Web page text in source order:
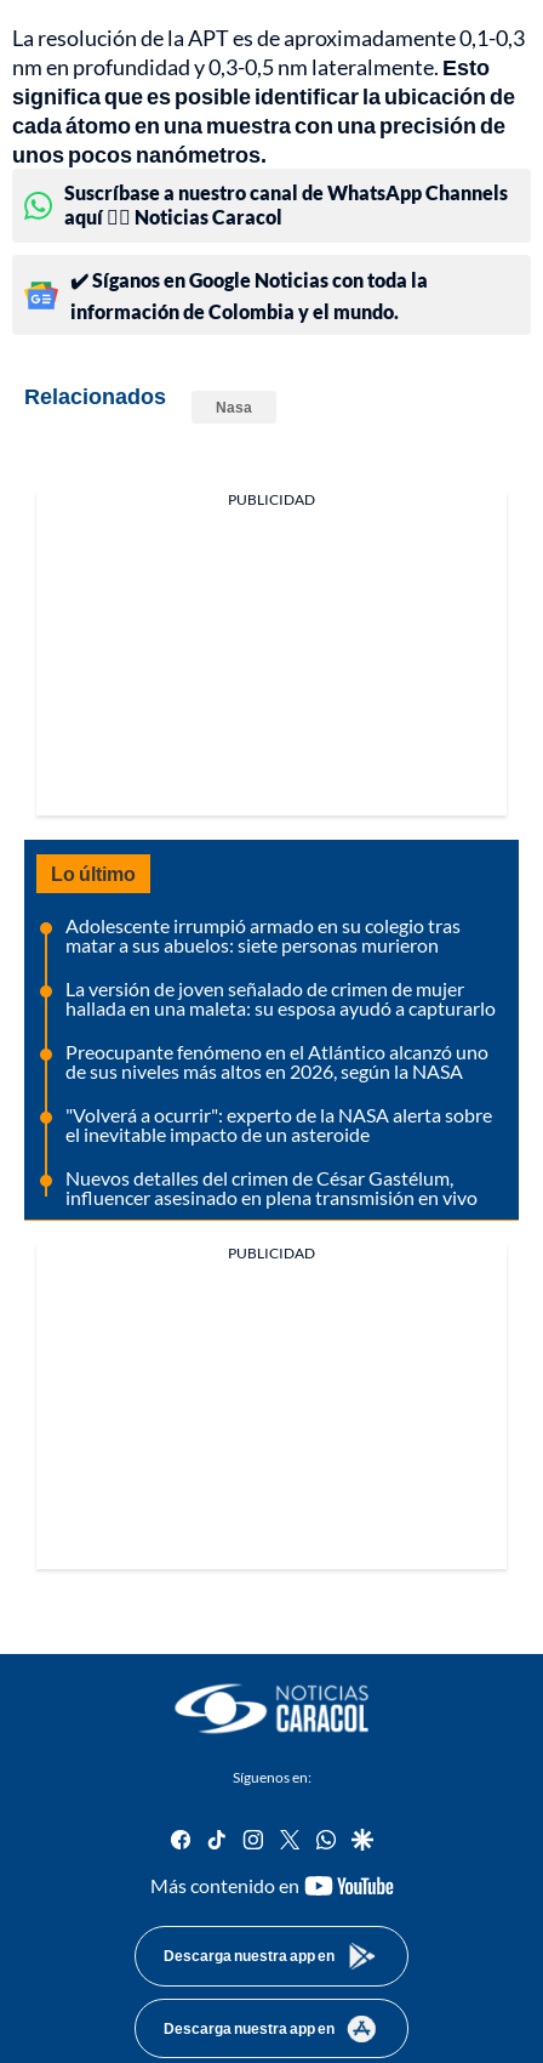
La resolución de la APT es de aproximadamente 0,1-0,3
nm en profundidad y 0,3-0,5 nm lateralmente. Esto
significa que es posible identificar la ubicación de
cada átomo en una muestra con una precisión de
unos pocos nanómetros.
Suscríbase a nuestro canal de WhatsApp Channels
aquí 👉🏻 Noticias Caracol
✔️ Síganos en Google Noticias con toda la
información de Colombia y el mundo.
Relacionados Nasa
PUBLICIDAD
Lo último
Adolescente irrumpió armado en su colegio tras
matar a sus abuelos: siete personas murieron
La versión de joven señalado de crimen de mujer
hallada en una maleta: su esposa ayudó a capturarlo
Preocupante fenómeno en el Atlántico alcanzó uno
de sus niveles más altos en 2026, según la NASA
"Volverá a ocurrir": experto de la NASA alerta sobre
el inevitable impacto de un asteroide
Nuevos detalles del crimen de César Gastélum,
influencer asesinado en plena transmisión en vivo
PUBLICIDAD
Síguenos en:
facebook
tiktok instagram
twitterwhatsapp
google
Más contenido en
youtube-
Descarga nuestra app en
Descarga nuestra app en